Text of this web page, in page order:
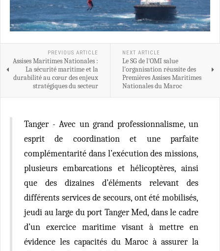
PREVIOUS ARTICLE
Assises Maritimes Nationales :
La sécurité maritime et la
durabilité au cœur des enjeux
stratégiques du secteur
NEXT ARTICLE
Le SG de l'OMI salue
l'organisation réussite des
Premières Assises Maritimes
Nationales du Maroc
Tanger - Avec un grand professionnalisme, un
esprit de coordination et une parfaite
complémentarité dans l’exécution des missions,
plusieurs embarcations et hélicoptères, ainsi
que des dizaines d’éléments relevant des
différents services de secours, ont été mobilisés,
jeudi au large du port Tanger Med, dans le cadre
d’un exercice maritime visant à mettre en
évidence les capacités du Maroc à assurer la